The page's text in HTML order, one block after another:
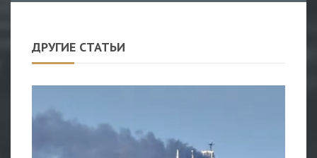
ДРУГИЕ СТАТЬИ